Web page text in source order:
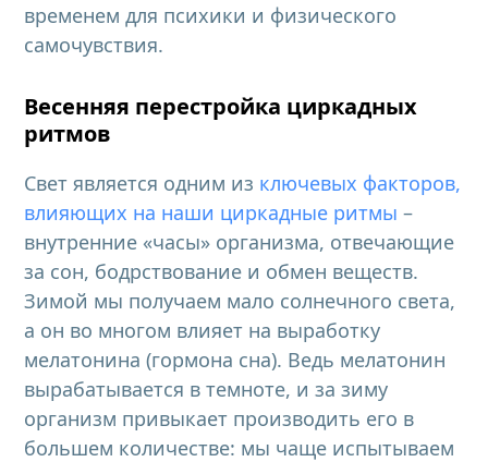
временем для психики и физического
самочувствия.
Весенняя перестройка циркадных
ритмов
Свет является одним из ключевых факторов,
влияющих на наши циркадные ритмы –
внутренние «часы» организма, отвечающие
за сон, бодрствование и обмен веществ.
Зимой мы получаем мало солнечного света,
а он во многом влияет на выработку
мелатонина (гормона сна). Ведь мелатонин
вырабатывается в темноте, и за зиму
организм привыкает производить его в
большем количестве: мы чаще испытываем